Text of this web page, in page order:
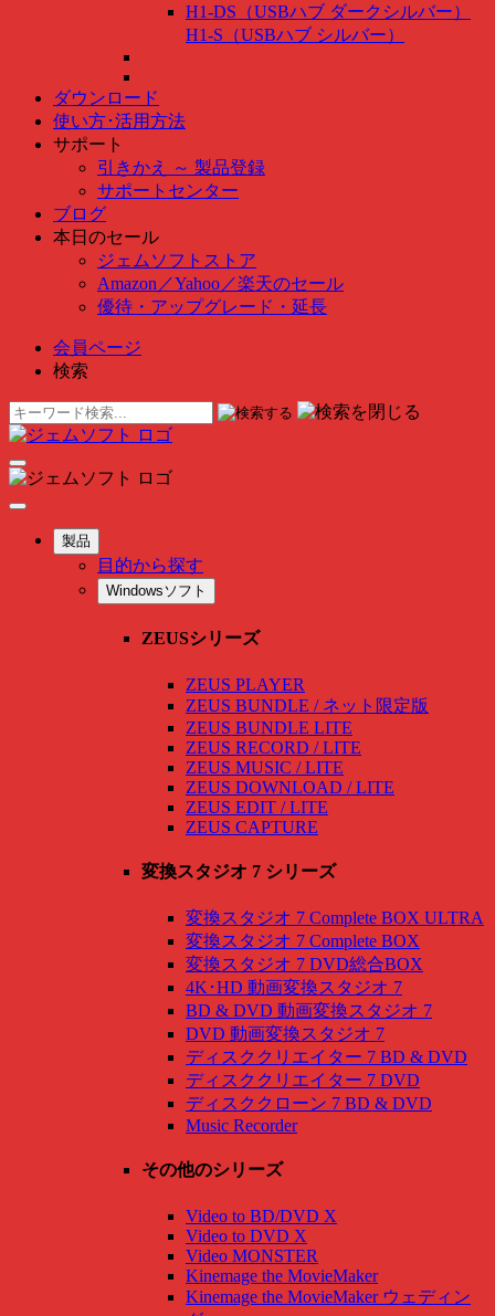
H1-DS（USBハブ ダークシルバー）
H1-S（USBハブ シルバー）
ダウンロード
使い方･活用方法
サポート
引きかえ ～ 製品登録
サポートセンター
ブログ
本日のセール
ジェムソフトストア
Amazon ／Yahoo ／楽天のセール
優待・アップグレード・延長
会員ページ
検索
製品
目的から探す
Windowsソフト
ZEUSシリーズ
ZEUS PLAYER
ZEUS BUNDLE / ネット限定版
ZEUS BUNDLE LITE
ZEUS RECORD / LITE
ZEUS MUSIC / LITE
ZEUS DOWNLOAD / LITE
ZEUS EDIT / LITE
ZEUS CAPTURE
変換スタジオ 7 シリーズ
変換スタジオ 7 Complete BOX ULTRA
変換スタジオ 7 Complete BOX
変換スタジオ 7 DVD総合BOX
4K･HD 動画変換スタジオ 7
BD & DVD 動画変換スタジオ 7
DVD 動画変換スタジオ 7
ディスククリエイター 7 BD & DVD
ディスククリエイター 7 DVD
ディスククローン 7 BD & DVD
Music Recorder
その他のシリーズ
Video to BD/DVD X
Video to DVD X
Video MONSTER
Kinemage the MovieMaker
Kinemage the MovieMaker ウェディン